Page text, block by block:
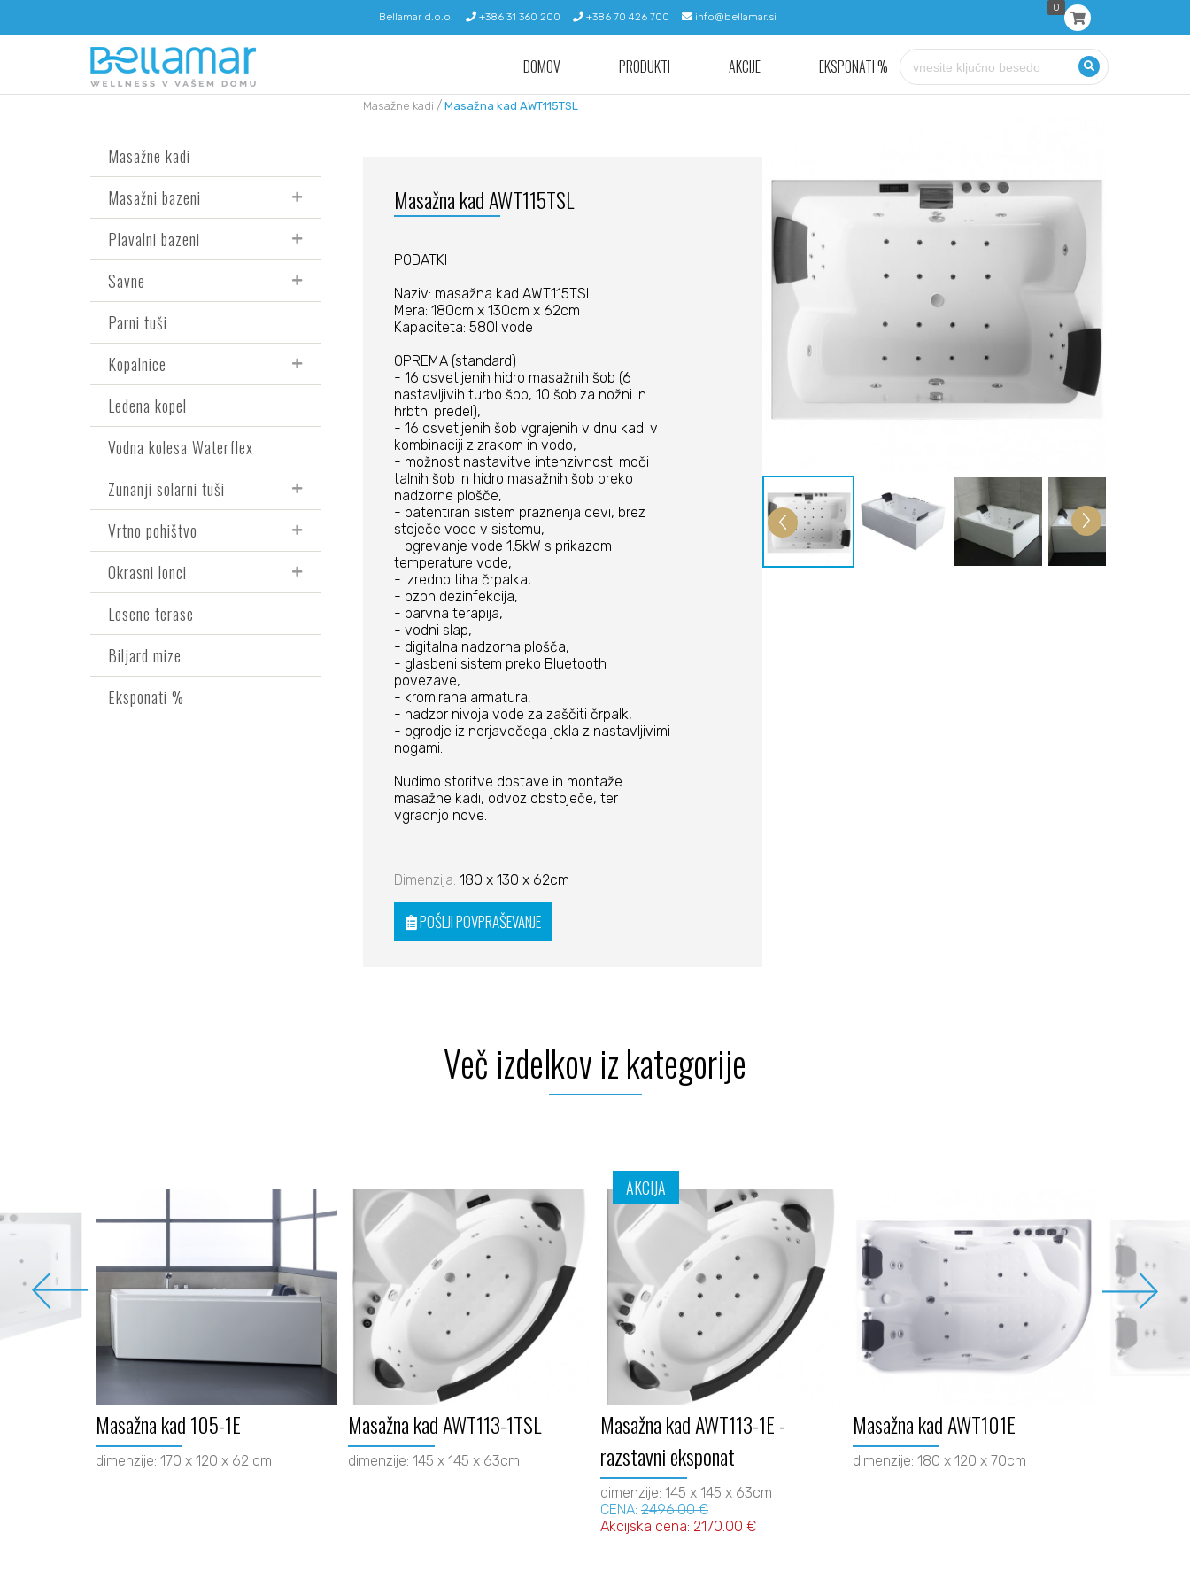
Bellamar d.o.o. +386 31 360 200 +386 70 426 700 info@bellamar.si
0
DOMOV PRODUKTI AKCIJE EKSPONATI % KONTAKT
Masažne kadi
Masažni bazeni
Plavalni bazeni
Savne
Parni tuši
Kopalnice
Ledena kopel
Vodna kolesa Waterflex
Zunanji solarni tuši
Vrtno pohištvo
Okrasni lonci
Lesene terase
Biljard mize
Eksponati %
Masažne kadi / Masažna kad AWT115TSL
Masažna kad AWT115TSL
PODATKI
Naziv: masažna kad AWT115TSL
Mera: 180cm x 130cm x 62cm
Kapaciteta: 580l vode
OPREMA (standard)
- 16 osvetljenih hidro masažnih šob (6
nastavljivih turbo šob, 10 šob za nožni in
hrbtni predel),
- 16 osvetljenih šob vgrajenih v dnu kadi v
kombinaciji z zrakom in vodo,
- možnost nastavitve intenzivnosti moči
talnih šob in hidro masažnih šob preko
nadzorne plošče,
- patentiran sistem praznenja cevi, brez
stoječe vode v sistemu,
- ogrevanje vode 1.5kW s prikazom
temperature vode,
- izredno tiha črpalka,
- ozon dezinfekcija,
- barvna terapija,
- vodni slap,
- digitalna nadzorna plošča,
- glasbeni sistem preko Bluetooth
povezave,
- kromirana armatura,
- nadzor nivoja vode za zaščiti črpalk,
- ogrodje iz nerjavečega jekla z nastavljivimi
nogami.
Nudimo storitve dostave in montaže
masažne kadi, odvoz obstoječe, ter
vgradnjo nove.
Dimenzija: 180 x 130 x 62cm
POŠLJI POVPRAŠEVANJE
Več izdelkov iz kategorije
Masažna kad 105-1E
dimenzije: 170 x 120 x 62 cm
Masažna kad AWT113-1TSL
dimenzije: 145 x 145 x 63cm
AKCIJA
Masažna kad AWT113-1E -
razstavni eksponat
dimenzije: 145 x 145 x 63cm
CENA: 2496.00 €
Akcijska cena: 2170.00 €
Masažna kad AWT101E
dimenzije: 180 x 120 x 70cm